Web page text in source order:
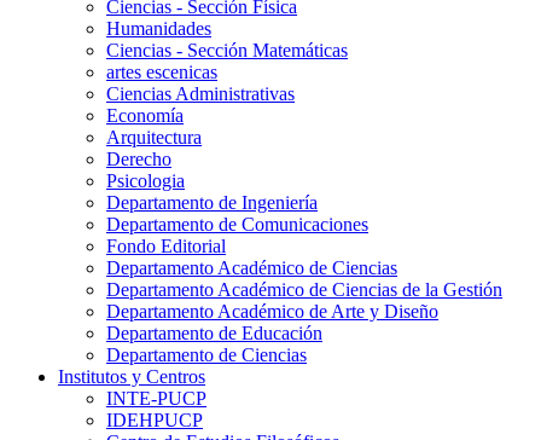
Ciencias - Sección Física
Humanidades
Ciencias - Sección Matemáticas
artes escenicas
Ciencias Administrativas
Economía
Arquitectura
Derecho
Psicologia
Departamento de Ingeniería
Departamento de Comunicaciones
Fondo Editorial
Departamento Académico de Ciencias
Departamento Académico de Ciencias de la Gestión
Departamento Académico de Arte y Diseño
Departamento de Educación
Departamento de Ciencias
Institutos y Centros
INTE-PUCP
IDEHPUCP